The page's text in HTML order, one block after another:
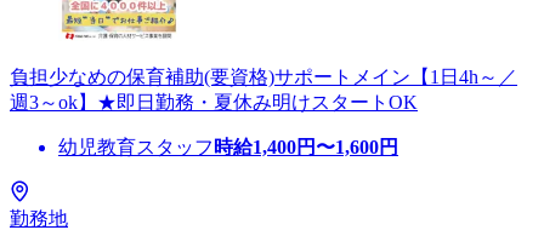
負担少なめの保育補助(要資格)サポートメイン【1日4h～／
週3～ok】★即日勤務・夏休み明けスタートOK
幼児教育スタッフ 時給1,400円〜1,600円
勤務地